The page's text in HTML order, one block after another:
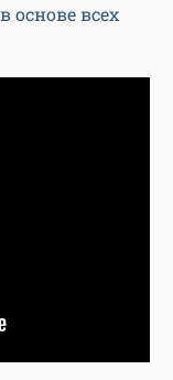
основе всех